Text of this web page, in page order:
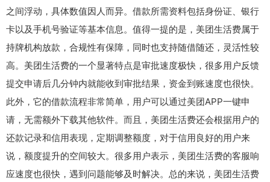
之间浮动，具体数值因人而异。借款所需资料包括身份证、银行
卡以及手机号验证等基本信息。值得一提的是，美团生活费属于
持牌机构放款，合规性有保障，同时也支持随借随还，灵活性较
高。美团生活费的一个显著特点是审批速度极快，很多用户反馈
提交申请后几分钟内就能收到审批结果，资金到账速度也很快。
此外，它的借款流程非常简单，用户可以通过美团APP一键申
请，无需额外下载其他软件。而且，美团生活费还会根据用户的
还款记录和信用表现，定期调整额度，对于信用良好的用户来
说，额度提升的空间较大。很多用户表示，美团生活费的客服响
应速度也很快，遇到问题能够及时解决。总的来说，美团生活费